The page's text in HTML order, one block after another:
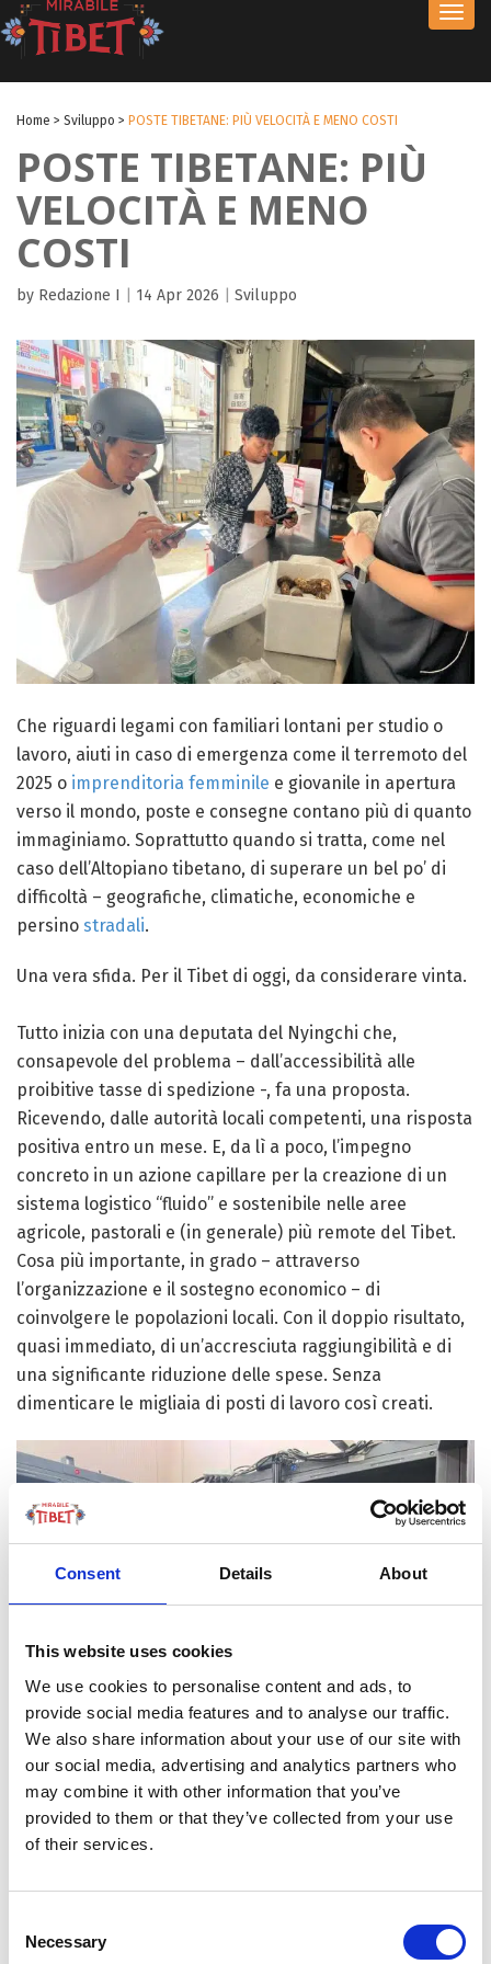
Consent Details About
This website uses cookies
We use cookies to personalise content and ads, to
provide social media features and to analyse our traffic.
We also share information about your use of our site with
our social media, advertising and analytics partners who
may combine it with other information that you’ve
provided to them or that they’ve collected from your use
of their services.
Selection
Necessary
Home > Sviluppo > POSTE TIBETANE: PIÙ VELOCITÀ E MENO COSTI
POSTE TIBETANE: PIÙ
VELOCITÀ E MENO
COSTI
by Redazione I 14 Apr 2026 Sviluppo
Che riguardi legami con familiari lontani per studio o
lavoro, aiuti in caso di emergenza come il terremoto del
2025 o imprenditoria femminile e giovanile in apertura
verso il mondo, poste e consegne contano più di quanto
immaginiamo. Soprattutto quando si tratta, come nel
caso dell’Altopiano tibetano, di superare un bel po’ di
difficoltà – geografiche, climatiche, economiche e
persino stradali.
Una vera sfida. Per il Tibet di oggi, da considerare vinta.
Tutto inizia con una deputata del Nyingchi che,
consapevole del problema – dall’accessibilità alle
proibitive tasse di spedizione -, fa una proposta.
Ricevendo, dalle autorità locali competenti, una risposta
positiva entro un mese. E, da lì a poco, l’impegno
concreto in un azione capillare per la creazione di un
sistema logistico “fluido” e sostenibile nelle aree
agricole, pastorali e (in generale) più remote del Tibet.
Cosa più importante, in grado – attraverso
l’organizzazione e il sostegno economico – di
coinvolgere le popolazioni locali. Con il doppio risultato,
quasi immediato, di un’accresciuta raggiungibilità e di
una significante riduzione delle spese. Senza
dimenticare le migliaia di posti di lavoro così creati.
A oggi 2026, più di 2.400 villaggi del Tibet hanno un
servizio di posta e consegne. Mentre il numero dei
settimane a pochi giorni. La sola Lhasa ha un vero parco